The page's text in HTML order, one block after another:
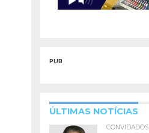
PUB
ÚLTIMAS NOTÍCIAS
CONVIDADOS